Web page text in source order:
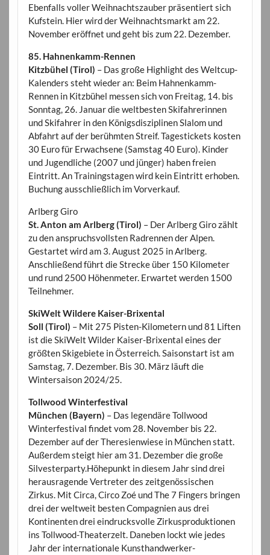
Ebenfalls voller Weihnachtszauber präsentiert sich
Kufstein. Hier wird der Weihnachtsmarkt am 22.
November eröffnet und geht bis zum 22. Dezember.
85. Hahnenkamm-Rennen
Kitzbühel (Tirol) – Das große Highlight des Weltcup-
Kalenders steht wieder an: Beim Hahnenkamm-
Rennen in Kitzbühel messen sich von Freitag, 14. bis
Sonntag, 26. Januar die weltbesten Skifahrerinnen
und Skifahrer in den Königsdisziplinen Slalom und
Abfahrt auf der berühmten Streif. Tagestickets kosten
30 Euro für Erwachsene (Samstag 40 Euro). Kinder
und Jugendliche (2007 und jünger) haben freien
Eintritt. An Trainingstagen wird kein Eintritt erhoben.
Buchung ausschließlich im Vorverkauf.
Arlberg Giro
St. Anton am Arlberg (Tirol) – Der Arlberg Giro zählt
zu den anspruchsvollsten Radrennen der Alpen.
Gestartet wird am 3. August 2025 in Arlberg.
Anschließend führt die Strecke über 150 Kilometer
und rund 2500 Höhenmeter. Erwartet werden 1500
Teilnehmer.
SkiWelt Wildere Kaiser-Brixental
Soll (Tirol) – Mit 275 Pisten-Kilometern und 81 Liften
ist die SkiWelt Wilder Kaiser-Brixental eines der
größten Skigebiete in Österreich. Saisonstart ist am
Samstag, 7. Dezember. Bis 30. März läuft die
Wintersaison 2024/25.
Tollwood Winterfestival
München (Bayern) – Das legendäre Tollwood
Winterfestival findet vom 28. November bis 22.
Dezember auf der Theresienwiese in München statt.
Außerdem steigt hier am 31. Dezember die große
Silvesterparty.Höhepunkt in diesem Jahr sind drei
herausragende Vertreter des zeitgenössischen
Zirkus. Mit Circa, Circo Zoé und The 7 Fingers bringen
drei der weltweit besten Compagnien aus drei
Kontinenten drei eindrucksvolle Zirkusproduktionen
ins Tollwood-Theaterzelt. Daneben lockt wie jedes
Jahr der internationale Kunsthandwerker-